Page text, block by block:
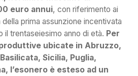
euro annui, con riferimento ai
prima assunzione incentivata
il trentaseiesimo anno di età. Per
ubicate in Abruzzo,
Sicilia, Puglia,
l’esonero è esteso ad un